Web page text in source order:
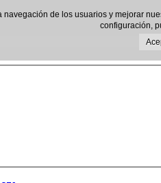
de los usuarios y mejorar
configuración,